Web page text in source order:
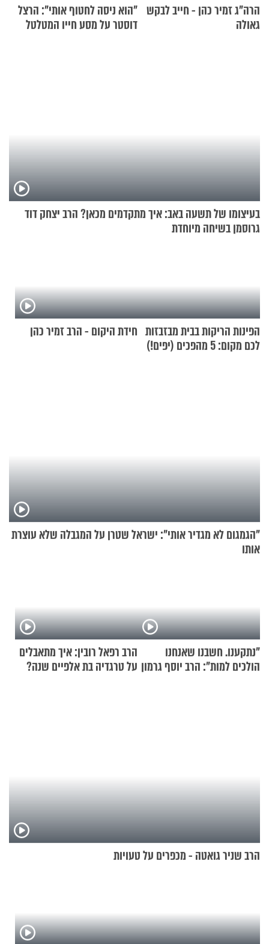
הרה"ג זמיר כהן - חייב לבקש
גאולה
"הוא ניסה לחטוף אותי": הרצל
דוסטר על מסע חייו המטלטל
בעיצומו של תשעה באב: איך מתקדמים מכאן? הרב יצחק דוד
גרוסמן בשיחה מיוחדת
הפינות הריקות בבית מבזבזות
לכם מקום: 5 מהפכים (יפים!)
חידת היקום - הרב זמיר כהן
"הגמגום לא מגדיר אותי": ישראל שטרן על המגבלה שלא עוצרת
אותו
"נתקענו. חשבנו שאנחנו
הולכים למות": הרב יוסף גרמון
הרב רפאל רובין: איך מתאבלים
על טרגדיה בת אלפיים שנה?
הרב שניר גואטה - מכפרים על טעויות